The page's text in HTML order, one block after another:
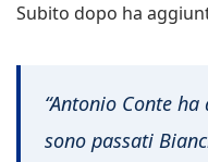
Subito dopo ha
“Antonio Conte
sono passati